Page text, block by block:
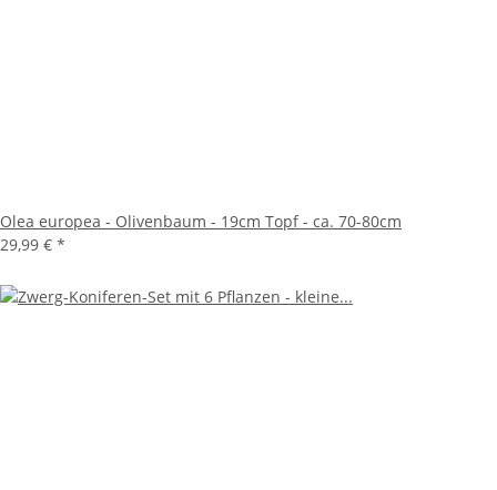
Olea europea - Olivenbaum - 19cm Topf - ca. 70-80cm
29,99 € *